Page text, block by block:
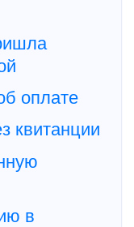
оплате
квитанции
в